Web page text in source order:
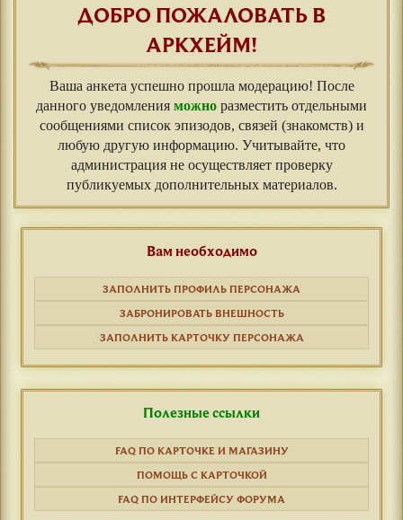
ДОБРО ПОЖАЛОВАТЬ В
АРКХЕЙМ!
Ваша анкета успешно прошла модерацию! После
данного уведомления можно разместить отдельными
сообщениями список эпизодов, связей (знакомств) и
любую другую информацию. Учитывайте, что
администрация не осуществляет проверку
публикуемых дополнительных материалов.
Вам необходимо
ЗАПОЛНИТЬ ПРОФИЛЬ ПЕРСОНАЖА
ЗАБРОНИРОВАТЬ ВНЕШНОСТЬ
ЗАПОЛНИТЬ КАРТОЧКУ ПЕРСОНАЖА
Полезные ссылки
FAQ ПО КАРТОЧКЕ И МАГАЗИНУ
ПОМОЩЬ С КАРТОЧКОЙ
FAQ ПО ИНТЕРФЕЙСУ ФОРУМА